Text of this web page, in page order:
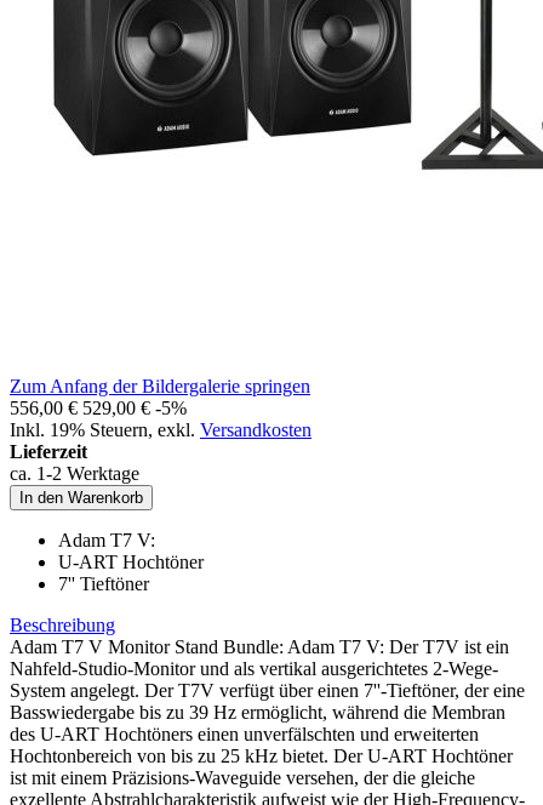
Zum Anfang der Bildergalerie springen
556,00 € 529,00 € -5%
Inkl. 19% Steuern, exkl. Versandkosten
Lieferzeit
ca. 1-2 Werktage
In den Warenkorb
Adam T7 V:
U-ART Hochtöner
7'' Tieftöner
Beschreibung
Adam T7 V Monitor Stand Bundle: Adam T7 V: Der T7V ist ein
Nahfeld-Studio-Monitor und als vertikal ausgerichtetes 2-Wege-
System angelegt. Der T7V verfügt über einen 7''-Tieftöner, der eine
Basswiedergabe bis zu 39 Hz ermöglicht, während die Membran
des U-ART Hochtöners einen unverfälschten und erweiterten
Hochtonbereich von bis zu 25 kHz bietet. Der U-ART Hochtöner
ist mit einem Präzisions-Waveguide versehen, der die gleiche
exzellente Abstrahlcharakteristik aufweist wie der High-Frequency-